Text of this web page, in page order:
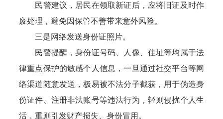
民警建议，居民在领取新证后，应将旧证及时作
废处理，避免因保管不善带来意外风险。
三是网络发送身份证照片。
民警提醒，身份证号码、人像、住址等均属于法
律重点保护的敏感个人信息，一旦通过社交平台等网
络渠道随意发送，极易被不法分子截获，用于伪造身
份证件、注册非法账号等违法行为，轻则侵扰个人生
活，重则引发财产损失、身份冒用。